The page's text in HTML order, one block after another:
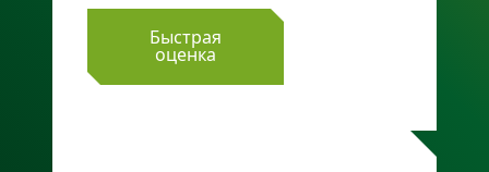
Быстрая
оценка